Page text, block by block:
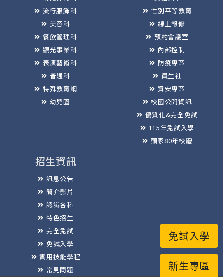
新生專區
免試入學
流行服飾科
美容科
餐飲管理科
觀光事業科
表演藝術科
普通科
特殊教育網
幼兒園
性別平等教育
線上報修
預約會議室
內部控制
防疫專區
員生社
資安專區
校園公開資訊
優質化&完全免試
115年免試入學
頭家80年校慶
招生資訊
訊息公告
簡介影片
認識各科
特色招生
完全免試
免試入學
實用技能學程
常見問題